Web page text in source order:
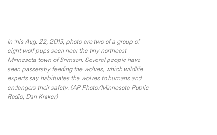
In this Aug. 22, 2013, photo are two of a group of
eight wolf pups seen near the tiny northeast
Minnesota town of Brimson. Several people have
seen passersby feeding the wolves, which wildlife
experts say habituates the wolves to humans and
endangers their safety. (AP Photo/Minnesota Public
Radio, Dan Kraker)